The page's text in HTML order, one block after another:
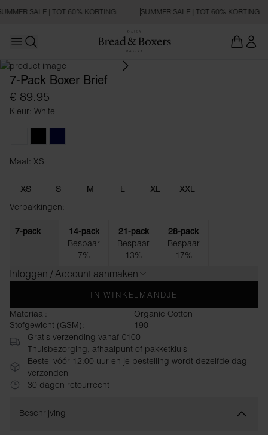
SALE | TOT 60% KORTING SUMMER SALE | TOT 60% KORTING
Open main menu
7-Pack Boxer Brief
€ 89.95
Kleur: White
Maat: XS
XS S M L XL XXL
Verpakkingen:
7-pack 14-pack
Bespaar
7%
21-pack
Bespaar
13%
28-pack
Bespaar
17%
Inloggen / Account aanmaken
IN WINKELMANDJE
Materiaal:
Organic Cotton
Stofgewicht (GSM):
190
Gratis verzending vanaf €100
Thuisbezorging, afhaalpunt of pakketkluis
Bestel vóór 12:00 uur en je bestelling wordt dezelfde dag
verzonden
30 dagen retourrecht
Beschrijving